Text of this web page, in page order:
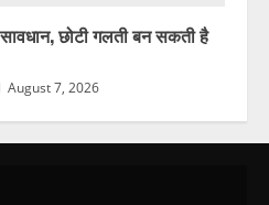
छोटी गलती बन सकती है
August 7, 2026